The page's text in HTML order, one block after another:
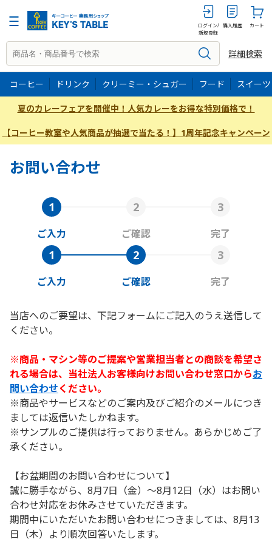
ログイン/
新規登録
購入履歴 カート
詳細検索
コーヒー ドリンク クリーミー・シュガー フード スイーツ
夏のカレーフェアを開催中！人気カレーをお得な特別価格で！
【コーヒー教室や人気商品が抽選で当たる！】1周年記念キャンペーン
お問い合わせ
ご入力 ご確認 完了
ご入力 ご確認 完了
当店へのご要望は、下記フォームにご記入のうえ送信して
ください。
※商品・マシン等のご提案や営業担当者との商談を希望さ
れる場合は、当社法人お客様向けお問い合わせ窓口からお
問い合わせください。
※商品やサービスなどのご案内及びご紹介のメールにつき
ましては返信いたしかねます。
※サンプルのご提供は行っておりません。あらかじめご了
承ください。
【お盆期間のお問い合わせについて】
誠に勝手ながら、8月7日（金）～8月12日（水）はお問い
合わせ対応をお休みさせていただきます。
期間中にいただいたお問い合わせにつきましては、8月13
日（木）より順次回答いたします。